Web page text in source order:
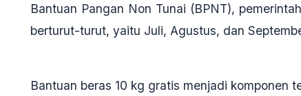
Bantuan Pangan Non Tunai (BPNT),
berturut-turut, yaitu Juli, Agustus, dan
Bantuan beras 10 kg gratis menjadi komponen